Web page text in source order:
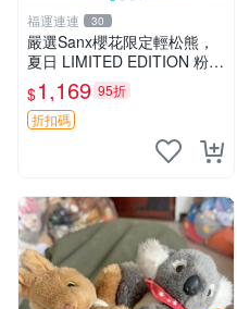
福運連連 30
嚴選Sanx櫻花限定輕松熊，
夏日 LIMITED EDITION 粉色
毛絨熊，背有拉鏈設計，肚內
填充豆袋，精致工藝呈現，狀
態如新，適合收藏與送人 櫻
$1,169 95折
折扣碼